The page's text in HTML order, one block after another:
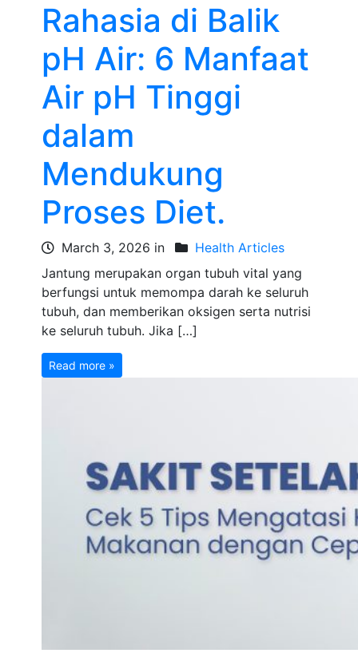
Rahasia di Balik
pH Air: 6 Manfaat
Air pH Tinggi
dalam
Mendukung
Proses Diet.
March 3, 2026 in
Health Articles
Jantung merupakan organ tubuh vital yang
berfungsi untuk memompa darah ke seluruh
tubuh, dan memberikan oksigen serta nutrisi
ke seluruh tubuh. Jika […]
Read more »